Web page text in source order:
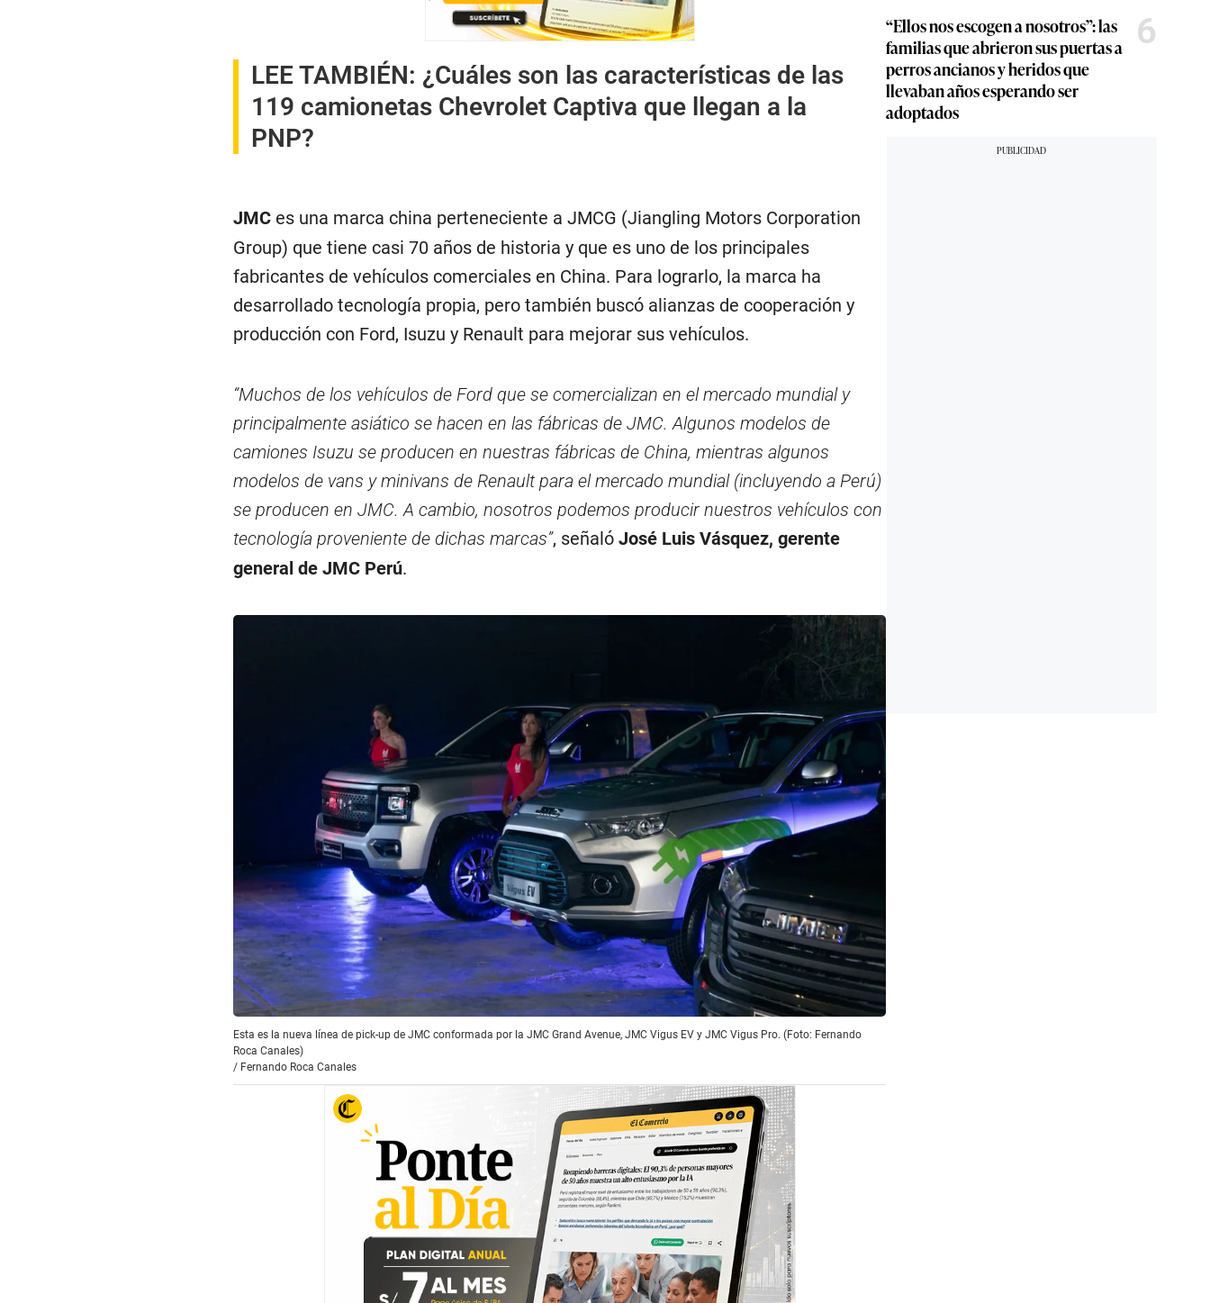
LEE TAMBIÉN: ¿Cuáles son las características de las
119 camionetas Chevrolet Captiva que llegan a la
PNP?
JMC es una marca china perteneciente a JMCG (Jiangling Motors Corporation
Group) que tiene casi 70 años de historia y que es uno de los principales
fabricantes de vehículos comerciales en China. Para lograrlo, la marca ha
desarrollado tecnología propia, pero también buscó alianzas de cooperación y
producción con Ford, Isuzu y Renault para mejorar sus vehículos.
“Muchos de los vehículos de Ford que se comercializan en el mercado mundial y
principalmente asiático se hacen en las fábricas de JMC. Algunos modelos de
camiones Isuzu se producen en nuestras fábricas de China, mientras algunos
modelos de vans y minivans de Renault para el mercado mundial (incluyendo a Perú)
se producen en JMC. A cambio, nosotros podemos producir nuestros vehículos con
tecnología proveniente de dichas marcas”, señaló José Luis Vásquez, gerente
general de JMC Perú.
Esta es la nueva línea de pick-up de JMC conformada por la JMC Grand Avenue, JMC Vigus EV y JMC Vigus Pro. (Foto: Fernando
Roca Canales)
/ Fernando Roca Canales
“Ellos nos escogen a nosotros”: las
familias que abrieron sus puertas a
perros ancianos y heridos que
llevaban años esperando ser
adoptados
6